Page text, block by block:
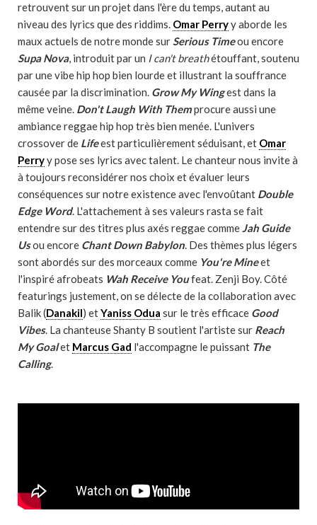
retrouvent sur un projet dans l'ère du temps, autant au
niveau des lyrics que des riddims. Omar Perryy aborde les
maux actuels de notre monde surSerious Timeou encore
Supa Nova, introduit par un I can't breathétouffant, soutenu
par une vibe hip hop bien lourde et illustrant la souffrance
causée par la discrimination. Grow My Wingest dans la
même veine. Don't Laugh With Themprocure aussi une
ambiance reggae hip hop très bien menée. L'univers
crossover de Lifeest particulièrement séduisant, et Omar
Perryy pose ses lyrics avec talent. Le chanteur nous invite à
à toujours reconsidérer nos choix et évaluer leurs
conséquences sur notre existence avec l'envoûtant Double
Edge Word. L'attachement à ses valeurs rasta se fait
entendre sur des titres plus axés reggae commeJah Guide
Usou encore Chant Down Babylon. Des thèmes plus légers
sont abordés sur des morceaux comme You're Mineet
l'inspiré afrobeats Wah Receive Youfeat. Zenji Boy. Côté
featurings justement, on se délecte de la collaboration avec
Balik (Danakil) etYaniss Odua sur le très efficace Good
Vibes. La chanteuse Shanty B soutient l'artiste sur Reach
My Goalet Marcus Gad l'accompagne le puissant The
Calling.